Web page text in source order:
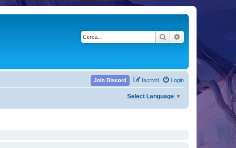
Cerca
Login
Iscriviti
Join Discord
Select Language ▼